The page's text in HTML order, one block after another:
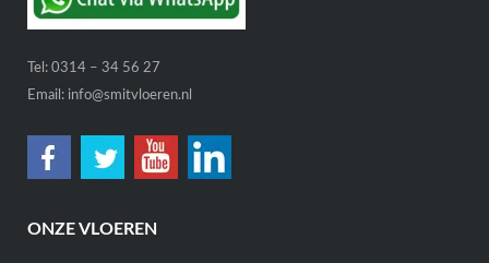
Tel: 0314 – 34 56 27
Email: info@smitvloeren.nl
ONZE VLOEREN